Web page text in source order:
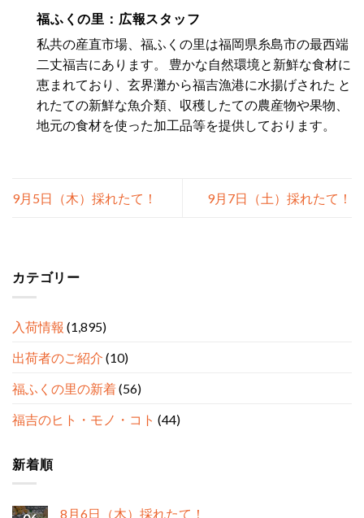
カテゴリー
入荷情報 (1,895)
出荷者のご紹介 (10)
福ふくの里の新着(56)
福吉のヒト・モノ・コト (44)
新着順
8月6日（木）採れたて！
福ふくの里：広報スタッフ
私共の産直市場、福ふくの里は福岡県糸島市の最西端
二丈福吉にあります。 豊かな自然環境と新鮮な食材に
恵まれており、玄界灘から福吉漁港に水揚げされた と
れたての新鮮な魚介類、収穫したての農産物や果物、
地元の食材を使った加工品等を提供しております。
9月5日（木）採れたて！ 9月7日（土）採れたて！